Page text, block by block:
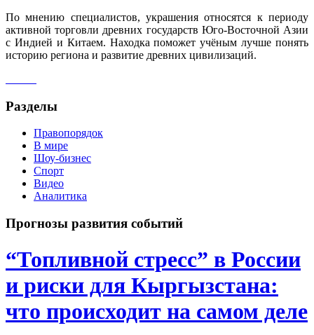
По мнению специалистов, украшения относятся к периоду
активной торговли древних государств Юго-Восточной Азии
с Индией и Китаем. Находка поможет учёным лучше понять
историю региона и развитие древних цивилизаций.
Разделы
Правопорядок
В мире
Шоу-бизнес
Спорт
Видео
Аналитика
Прогнозы развития событий
“Топливной стресс” в России
и риски для Кыргызстана:
что происходит на самом деле